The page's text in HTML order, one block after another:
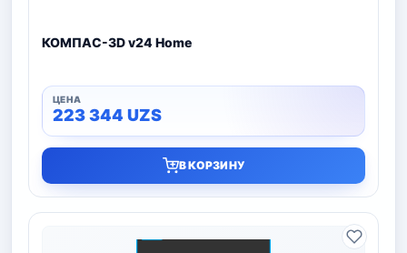
КОМПАС-3D v24 Home
223 344 UZS
В КОРЗИНУ